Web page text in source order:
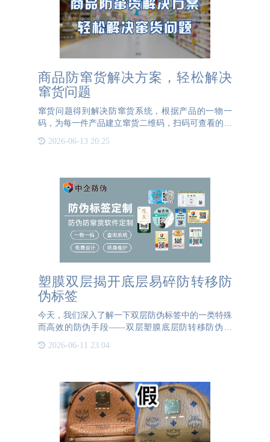
商品防窜货解决方案，轻松解决
窜货问题
窜货问题得到解决防窜货系统，根据产品的一物一
码，为每一件产品建立窜货二维码，扫码可查看的内
容包括了产品的信息、生产批号、产品编号、包装级
别、生产线信息等。防窜货二维码唯一且不可复制，
2026-06-13 20:25
塑膜双层揭开底层易碎防转移防
伪标签
今天，我们深入了解一下双层防伪标签中的一类特殊
而高效的防伪手段——双层塑膜底层防转移防伪标
提升了产品的真伪辨识度和安全性。其中，塑膜双层
2026-06-11 23:04